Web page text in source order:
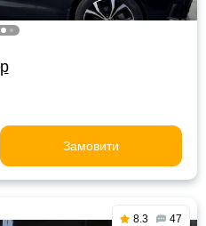
Замовити
8.3 47